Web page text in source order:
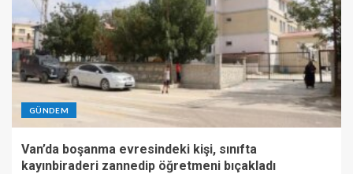
GÜNDEM
Van’da boşanma evresindeki kişi, sınıfta
kayınbiraderi zannedip öğretmeni bıçakladı